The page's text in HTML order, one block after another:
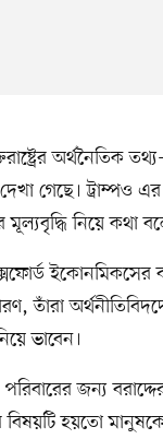
অর্থনৈতিক
গেছে। ট্রাম্পও
নিয়ে কথা
ইকোনমিকসের
তাঁরা
ভাবেন।
জন্য
হয়তো